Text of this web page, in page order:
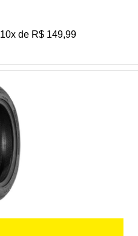
10x de R$ 149,99